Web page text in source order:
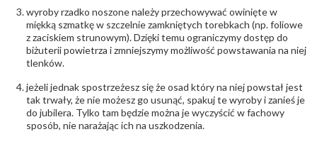
Szlif kamieni
Fasetowy owalny
Masa kamieni
(łącznie)
ok. 0.45 ct.
INNE PARAMETRY
odpowiedzialny:
Suchan, ul. Kurczaba 3, 30-868 Kraków; NIP:
679-25-92-107; sklep@wec.com.pl
Bezpieczeństwo
- rodzaj
Nie nadaje się dla dzieci w wieku poniżej 3 lat
,Elementy w wyrobie wykonane z białego złota
wyroby rzadko noszone należy przechowywać owinięte w
miękką szmatkę w szczelnie zamkniętych torebkach (np. foliowe
z zaciskiem strunowym). Dzięki temu ograniczymy dostęp do
biżuterii powietrza i zmniejszymy możliwość powstawania na niej
tlenków.
jeżeli jednak spostrzeżesz się że osad który na niej powstał jest
tak trwały, że nie możesz go usunąć, spakuj te wyroby i zanieś je
do jubilera. Tylko tam będzie można je wyczyścić w fachowy
sposób, nie narażając ich na uszkodzenia.